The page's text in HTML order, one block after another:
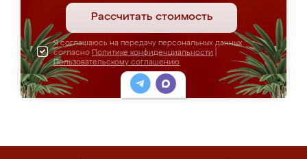
Рассчитать стоимость
Я соглашаюсь на передачу персональных данных
согласно Политике конфиденциальности
Пользовательскому соглашению